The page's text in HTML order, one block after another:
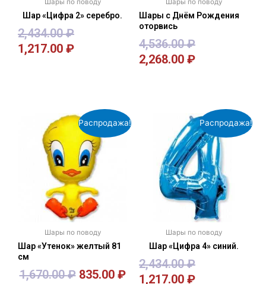
Шары по поводу
Шар «Цифра 2» серебро.
2,434.00₽
1,217.00 ₽
Шары по поводу
Шары с Днём Рождения
оторвись
4,536.00₽
2,268.00 ₽
Распродажа!
Шары по поводу
Шар «Утенок» желтый 81
см
1,670.00₽ 835.00 ₽
Распродажа!
Шары по поводу
Шар «Цифра 4» синий.
2,434.00₽
1,217.00 ₽